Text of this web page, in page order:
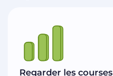
Regarder les courses